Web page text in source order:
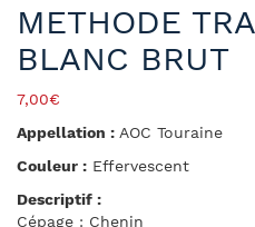
METHODE
BLANC BRUT
7,00€
Appellation : AOC Touraine
Couleur : Effervescent
Descriptif :
Cépage : Chenin